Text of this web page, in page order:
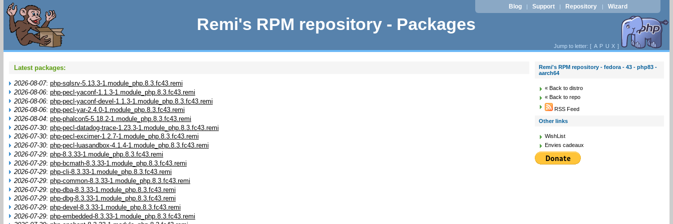
Remi's RPM repository - Packages
Blog | Support | Repository | Wizard
Jump to letter: [ A P U X ]
Latest packages:
2026-08-07: php-sqlsrv-5.13.3-1.module_php.8.3.fc43.remi
2026-08-06: php-pecl-yaconf-1.1.3-1.module_php.8.3.fc43.remi
2026-08-06: php-pecl-yaconf-devel-1.1.3-1.module_php.8.3.fc43.remi
2026-08-06: php-pecl-yar-2.4.0-1.module_php.8.3.fc43.remi
2026-08-04: php-phalcon5-5.18.2-1.module_php.8.3.fc43.remi
2026-07-30: php-pecl-datadog-trace-1.23.3-1.module_php.8.3.fc43.remi
2026-07-30: php-pecl-excimer-1.2.7-1.module_php.8.3.fc43.remi
2026-07-30: php-pecl-luasandbox-4.1.4-1.module_php.8.3.fc43.remi
2026-07-29: php-8.3.33-1.module_php.8.3.fc43.remi
2026-07-29: php-bcmath-8.3.33-1.module_php.8.3.fc43.remi
2026-07-29: php-cli-8.3.33-1.module_php.8.3.fc43.remi
2026-07-29: php-common-8.3.33-1.module_php.8.3.fc43.remi
2026-07-29: php-dba-8.3.33-1.module_php.8.3.fc43.remi
2026-07-29: php-dbg-8.3.33-1.module_php.8.3.fc43.remi
2026-07-29: php-devel-8.3.33-1.module_php.8.3.fc43.remi
2026-07-29: php-embedded-8.3.33-1.module_php.8.3.fc43.remi
Remi's RPM repository - fedora - 43 - php83 -
aarch64
« Back to distro
« Back to repo
RSS Feed
Other links
WishList
Envies cadeaux